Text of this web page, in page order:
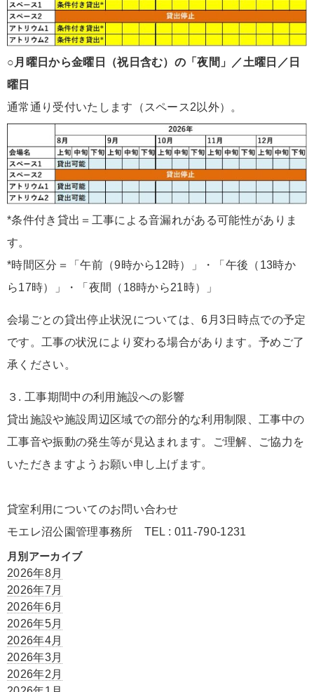
○月曜日から金曜日（祝日含む）の「夜間」／土曜日／日
曜日
通常通り受付いたします（スペース2以外）。
*条件付き貸出＝工事による音漏れがある可能性がありま
す。
*時間区分＝「午前（9時から12時）」・「午後（13時か
ら17時）」・「夜間（18時から21時）」
会場ごとの貸出停止状況については、6月3日時点での予定
です。工事の状況により変わる場合があります。予めご了
承ください。
３. 工事期間中の利用施設への影響
貸出施設や施設周辺区域での部分的な利用制限、工事中の
工事音や振動の発生等が見込まれます。ご理解、ご協力を
いただきますようお願い申し上げます。
貸室利用についてのお問い合わせ
モエレ沼公園管理事務所 TEL : 011-790-1231
月別アーカイブ
2026年8月
2026年7月
2026年6月
2026年5月
2026年4月
2026年3月
2026年2月